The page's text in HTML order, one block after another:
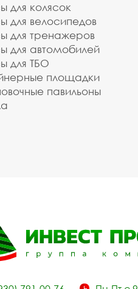
для колясок
для велосипедов
для тренажеров
для автомобилей
для ТБО
площадки
павильоны